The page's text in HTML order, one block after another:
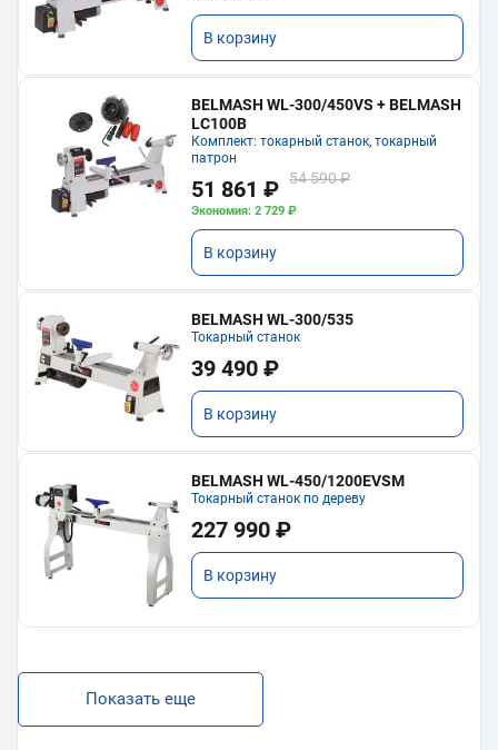
В корзину
BELMASH WL-300/450VS + BELMASH
LC100B
Комплект: токарный станок, токарный
патрон
51 861 ₽ 54 590 ₽
Экономия: 2 729 ₽
В корзину
BELMASH WL-300/535
Токарный станок
39 490 ₽
В корзину
BELMASH WL-450/1200EVSM
Токарный станок по дереву
227 990 ₽
В корзину
Показать еще